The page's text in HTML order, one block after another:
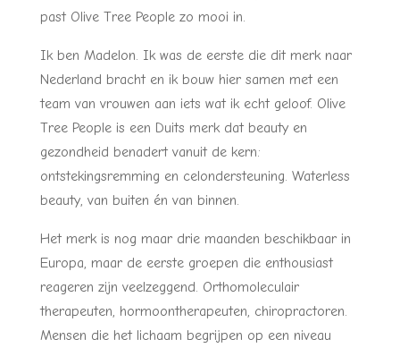
past Olive Tree People zo mooi in.
Ik ben Madelon. Ik was de eerste die dit merk naar
Nederland bracht en ik bouw hier samen met een
team van vrouwen aan iets wat ik echt geloof. Olive
Tree People is een Duits merk dat beauty en
gezondheid benadert vanuit de kern:
ontstekingsremming en celondersteuning. Waterless
beauty, van buiten én van binnen.
Het merk is nog maar drie maanden beschikbaar in
Europa, maar de eerste groepen die enthousiast
reageren zijn veelzeggend. Orthomoleculair
therapeuten, hormoontherapeuten, chiropractoren.
Mensen die het lichaam begrijpen op een niveau